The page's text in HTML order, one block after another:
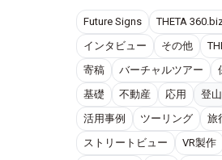
Future Signs THETA
インタビュー
その他
寄稿
バーチャルツアー
基礎
不動産 応用 登山
活用事例
ツーリング 旅
ストリートビュー
VR製作